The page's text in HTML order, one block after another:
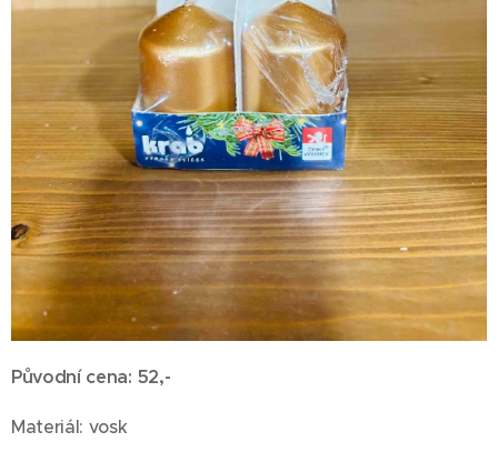
Původní cena: 52,-
Materiál: vosk